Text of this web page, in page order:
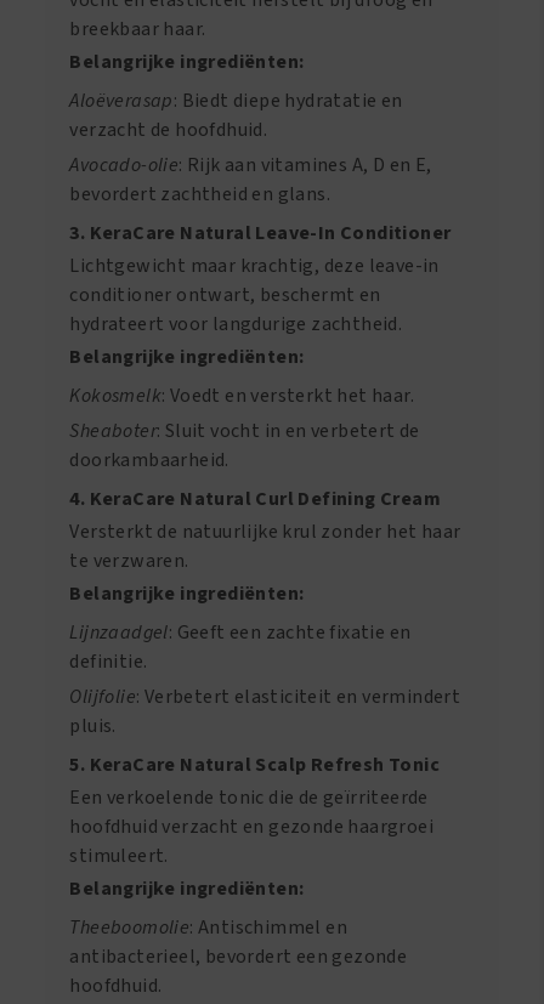
breekbaar haar.
Belangrijke ingrediënten:
Aloëverasap: Biedt diepe hydratatie en
verzacht de hoofdhuid.
Avocado-olie: Rijk aan vitamines A, D en E,
bevordert zachtheid en glans.
3. KeraCare Natural Leave-In Conditioner
Lichtgewicht maar krachtig, deze leave-in
conditioner ontwart, beschermt en
hydrateert voor langdurige zachtheid.
Belangrijke ingrediënten:
Kokosmelk: Voedt en versterkt het haar.
Sheaboter: Sluit vocht in en verbetert de
doorkambaarheid.
4. KeraCare Natural Curl Defining Cream
Versterkt de natuurlijke krul zonder het haar
te verzwaren.
Belangrijke ingrediënten:
Lijnzaadgel: Geeft een zachte fixatie en
definitie.
Olijfolie: Verbetert elasticiteit en vermindert
pluis.
5. KeraCare Natural Scalp Refresh Tonic
Een verkoelende tonic die de geïrriteerde
hoofdhuid verzacht en gezonde haargroei
stimuleert.
Belangrijke ingrediënten:
Theeboomolie: Antischimmel en
antibacterieel, bevordert een gezonde
hoofdhuid.